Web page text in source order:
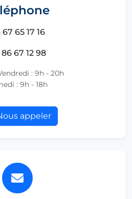
65 17 16
67 12 98
: 9h - 20h
: 9h - 18h
appeler